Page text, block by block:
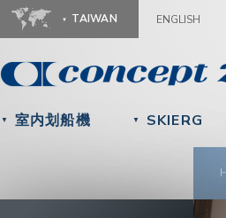
TAIWAN ENGLISH
▼ 室内划船機 ▼ SKIERG
Video